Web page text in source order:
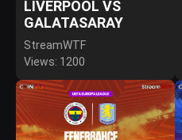
LIVERPOOL VS
GALATASARAY
StreamWTF
Views: 1200